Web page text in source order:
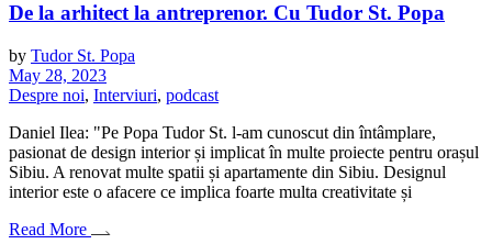
De la arhitect la antreprenor. Cu Tudor St. Popa
by Tudor St. Popa
May 28, 2023
Despre noi, Interviuri, podcast
Daniel Ilea: "Pe Popa Tudor St. l-am cunoscut din întâmplare,
pasionat de design interior și implicat în multe proiecte pentru orașul
Sibiu. A renovat multe spatii și apartamente din Sibiu. Designul
interior este o afacere ce implica foarte multa creativitate și
Read More